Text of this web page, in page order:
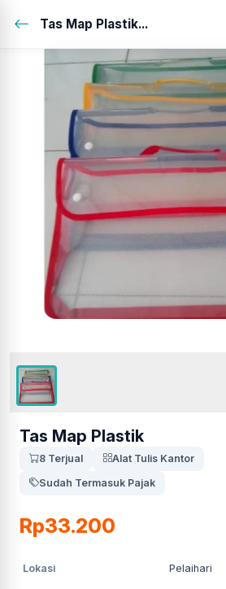
Tas Map Plastik...
Tas Map Plastik
8 Terjual
Alat Tulis Kantor
Sudah Termasuk Pajak
Rp33.200
Lokasi Pelaihari